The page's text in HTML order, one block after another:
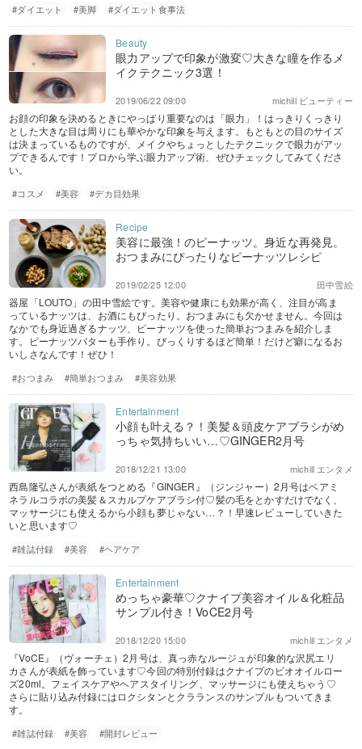
#ダイエット #美脚 #ダイエット食事法
眼力アップで印象が激変♡大きな瞳を作るメ
イクテクニック3選！
michill ビューティー
2019/06/22 09:00
お顔の印象を決めるときにやっぱり重要なのは「眼力」！はっきりくっきり
とした大きな目は周りにも華やかな印象を与えます。もともとの目のサイズ
は決まっているものですが、メイクやちょっとしたテクニックで眼力がアッ
プできるんです！プロから学ぶ眼力アップ術、ぜひチェックしてみてくださ
い。
#コスメ #美容 #デカ目効果
美容に最強！のピーナッツ。身近な再発見。
おつまみにぴったりなピーナッツレシピ
田中雪絵
2019/02/25 12:00
器屋「LOUTO」の田中雪絵です。美容や健康にも効果が高く、注目が高ま
っているナッツは、お酒にもぴったり。おつまみにも欠かせません。今回は
なかでも身近過ぎるナッツ、ピーナッツを使った簡単おつまみを紹介しま
す。ピーナッツバターも手作り。びっくりするほど簡単！だけど癖になるお
いしさなんです！ぜひ！
#おつまみ #簡単おつまみ #美容効果
小顔も叶える？！美髪＆頭皮ケアブラシがめ
っちゃ気持ちいい…♡GINGER2月号
michill エンタメ
2018/12/21 13:00
西島隆弘さんが表紙をつとめる『GINGER』（ジンジャー）2月号はベアミ
ネラルコラボの美髪＆スカルプケアブラシ付♡髪の毛をとかすだけでなく、
マッサージにも使えるから小顔も夢じゃない…？！早速レビューしていきた
いと思います♡
#雑誌付録 #美容 #ヘアケア
めっちゃ豪華♡クナイプ美容オイル＆化粧品
サンプル付き！VoCE2月号
michill エンタメ
2018/12/20 15:00
『VoCE』（ヴォーチェ）2月号は、真っ赤なルージュが印象的な沢尻エリ
カさんが表紙を飾っています♡今回の特別付録はクナイプのビオオイルロー
ズ20ml。フェイスケアやヘアスタイリング、マッサージにも使えちゃう♡
さらに貼り込み付録にはロクシタンとクラランスのサンプルもついてきま
す。
#雑誌付録 #美容 #開封レビュー